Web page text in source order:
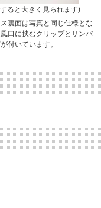
ると大きく見られます)
裏面は写真と同じ仕様とな
口に挟むクリップとサンバ
付いています。